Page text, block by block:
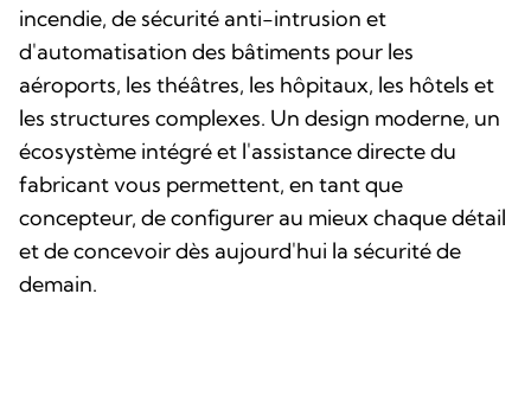
incendie, de sécurité anti-intrusion et
d'automatisation des bâtiments pour les
aéroports, les théâtres, les hôpitaux, les hôtels et
les structures complexes. Un design moderne, un
écosystème intégré et l'assistance directe du
fabricant vous permettent, en tant que
concepteur, de configurer au mieux chaque détail
et de concevoir dès aujourd'hui la sécurité de
demain.